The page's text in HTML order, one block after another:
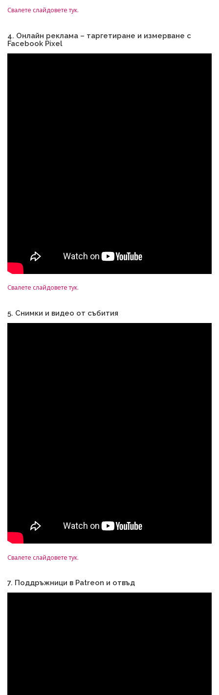
Свалете слайдовете тук.
4. Онлайн реклама – таргетиране и измерване с
Facebook Pixel
Свалете слайдовете тук.
5. Снимки и видео от събития
Свалете слайдовете тук.
7. Поддръжници в Patreon и отвъд